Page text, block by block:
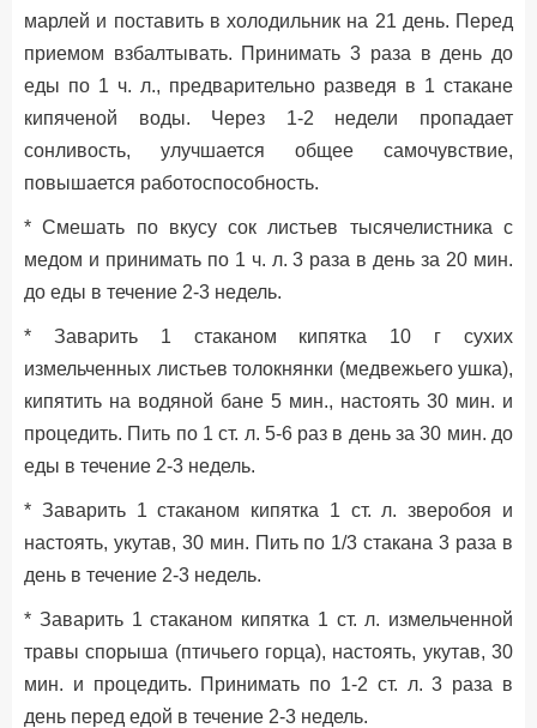
марлей и поставить в холодильник на 21 день. Перед
приемом взбалтывать. Принимать 3 раза в день до
еды по 1 ч. л., предварительно разведя в 1 стакане
кипяченой воды. Через 1-2 недели пропадает
сонливость, улучшается общее самочувствие,
повышается работоспособность.
* Смешать по вкусу сок листьев тысячелистника с
медом и принимать по 1 ч. л. 3 раза в день за 20 мин.
до еды в течение 2-3 недель.
* Заварить 1 стаканом кипятка 10 г сухих
измельченных листьев толокнянки (медвежьего ушка),
кипятить на водяной бане 5 мин., настоять 30 мин. и
процедить. Пить по 1 ст. л. 5-6 раз в день за 30 мин. до
еды в течение 2-3 недель.
* Заварить 1 стаканом кипятка 1 ст. л. зверобоя и
настоять, укутав, 30 мин. Пить по 1/3 стакана 3 раза в
день в течение 2-3 недель.
* Заварить 1 стаканом кипятка 1 ст. л. измельченной
травы спорыша (птичьего горца), настоять, укутав, 30
мин. и процедить. Принимать по 1-2 ст. л. 3 раза в
день перед едой в течение 2-3 недель.